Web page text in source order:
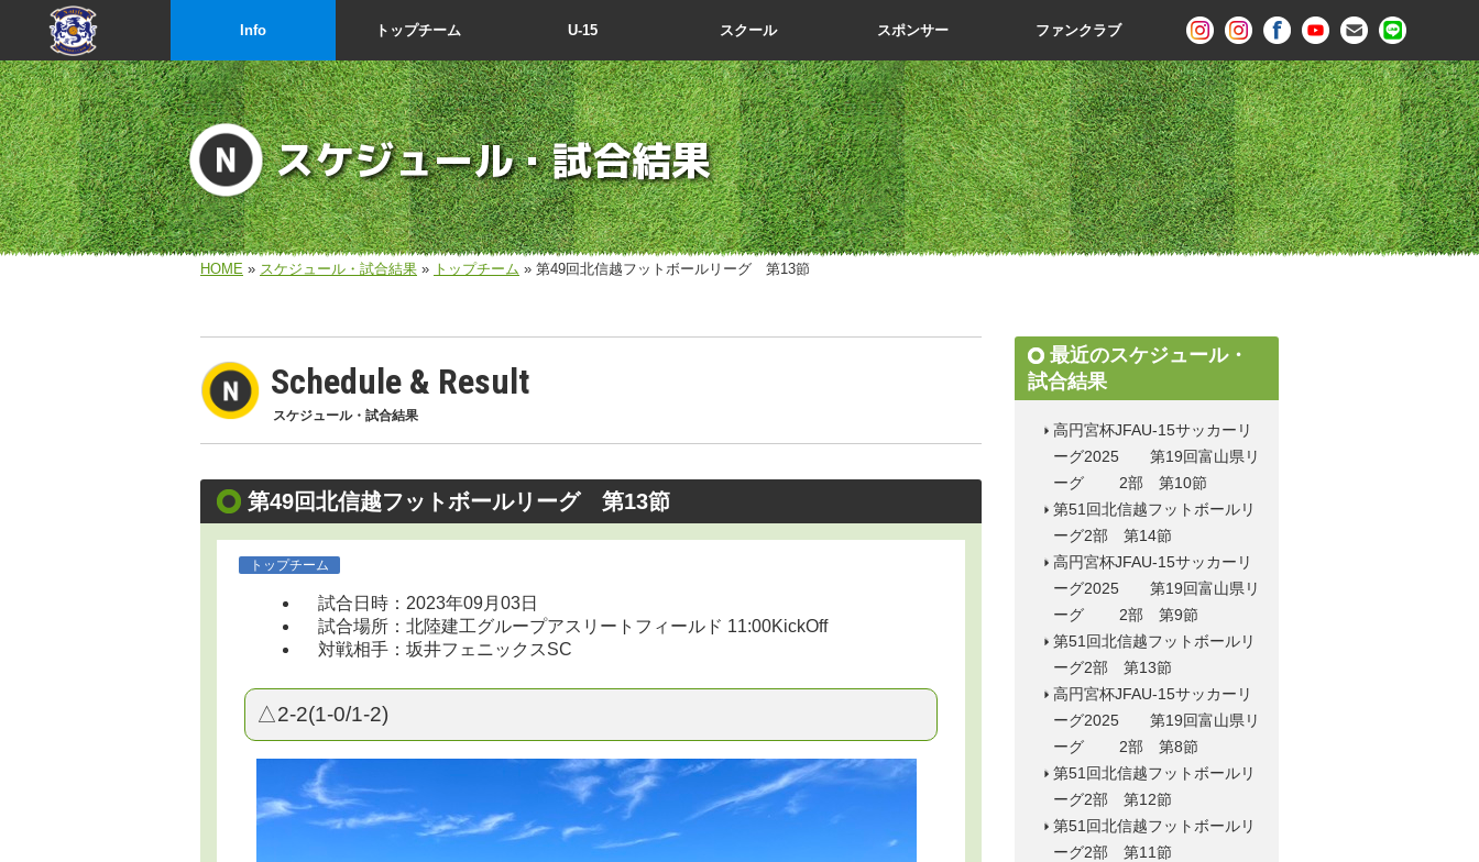
Info トップチーム U-15 スクール スポンサー ファンクラブ
スケジュール・試合結果
HOME » スケジュール・試合結果 » トップチーム » 第49回北信越フットボールリーグ 第13節
Schedule & Result
スケジュール・試合結果
第49回北信越フットボールリーグ 第13節
トップチーム
試合日時：2023年09月03日
試合場所：北陸建工グループアスリートフィールド 11:00KickOff
対戦相手：坂井フェニックスSC
△2-2(1-0/1-2)
最近のスケジュール・
試合結果
高円宮杯JFAU-15サッカーリ
ーグ2025 第19回富山県リ
ーグ 2部 第10節
第51回北信越フットボールリ
ーグ2部 第14節
高円宮杯JFAU-15サッカーリ
ーグ2025 第19回富山県リ
ーグ 2部 第9節
第51回北信越フットボールリ
ーグ2部 第13節
高円宮杯JFAU-15サッカーリ
ーグ2025 第19回富山県リ
ーグ 2部 第8節
第51回北信越フットボールリ
ーグ2部 第12節
第51回北信越フットボールリ
ーグ2部 第11節